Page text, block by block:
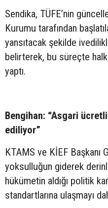
Sendika, TÜFE’nin
Kurumu tarafından
yansıtacak şekilde
belirterek, bu süreçte
yaptı.
Bengihan: “Asgari
ediliyor”
KTAMS ve KİEF Başkanı
yoksulluğun giderek
hükümetin aldığı politik
standartlarına ulaşmayı